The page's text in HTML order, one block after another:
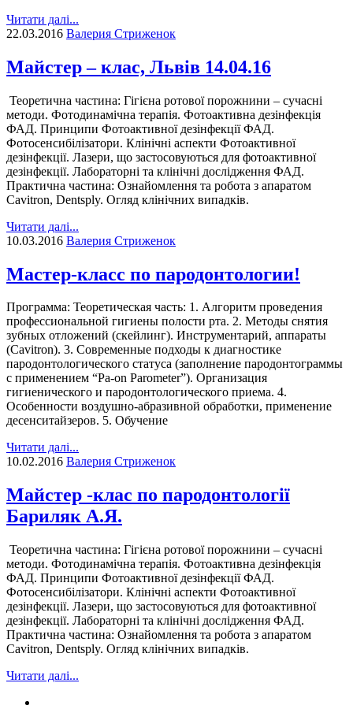
Читати далі...
22.03.2016 Валерия Стриженок
Майстер – клас, Львів 14.04.16
Теоретична частина: Гігієна ротової порожнини – сучасні
методи. Фотодинамічна терапія. Фотоактивна дезінфекція
ФАД. Принципи Фотоактивної дезінфекції ФАД.
Фотосенсибілізатори. Клінічні аспекти Фотоактивної
дезінфекції. Лазери, що застосовуються для фотоактивної
дезінфекції. Лабораторні та клінічні дослідження ФАД.
Практична частина: Ознайомлення та робота з апаратом
Cavitron, Dentsply. Огляд клінічних випадків.
Читати далі...
10.03.2016 Валерия Стриженок
Мастер-класс по пародонтологии!
Программа: Теоретическая часть: 1. Алгоритм проведения
профессиональной гигиены полости рта. 2. Методы снятия
зубных отложений (скейлинг). Инструментарий, аппараты
(Cavitron). 3. Современные подходы к диагностике
пародонтологического статуса (заполнение пародонтограммы
с применением “Рa-on Parometer”). Организация
гигиенического и пародонтологического приема. 4.
Особенности воздушно-абразивной обработки, применение
десенситайзеров. 5. Обучение
Читати далі...
10.02.2016 Валерия Стриженок
Майстер -клас по пародонтології
Бариляк А.Я.
Теоретична частина: Гігієна ротової порожнини – сучасні
методи. Фотодинамічна терапія. Фотоактивна дезінфекція
ФАД. Принципи Фотоактивної дезінфекції ФАД.
Фотосенсибілізатори. Клінічні аспекти Фотоактивної
дезінфекції. Лазери, що застосовуються для фотоактивної
дезінфекції. Лабораторні та клінічні дослідження ФАД.
Практична частина: Ознайомлення та робота з апаратом
Cavitron, Dentsply. Огляд клінічних випадків.
Читати далі...